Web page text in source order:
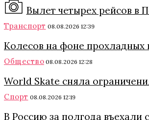
Вылет четырех рейсов в
Транспорт 08.08.2026 12:39
Колесов на фоне прохладных
Общество 08.08.2026 12:28
World Skate сняла
Спорт 08.08.2026 12:19
В Россию за полгода въехали